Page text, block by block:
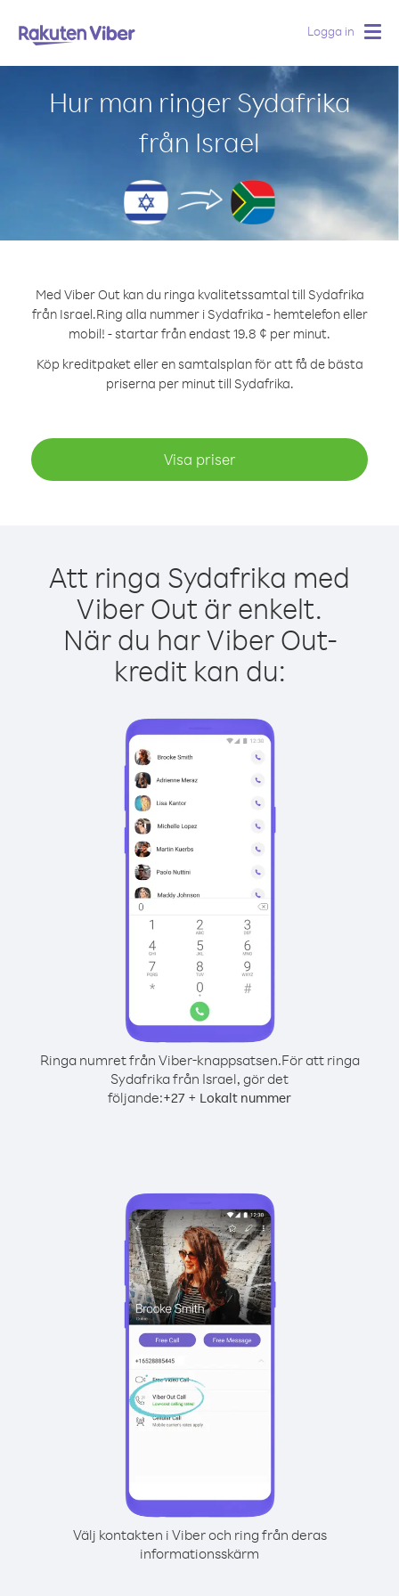
Logga in
Hur man ringer Sydafrika
från Israel
Med Viber Out kan du ringa kvalitetssamtal till Sydafrika
från Israel.Ring alla nummer i Sydafrika - hemtelefon eller
mobil! - startar från endast 19.8 ¢ per minut.
Köp kreditpaket eller en samtalsplan för att få de bästa
priserna per minut till Sydafrika.
Visa priser
Att ringa Sydafrika med
Viber Out är enkelt.
När du har Viber Out-
kredit kan du:
Ringa numret från Viber-knappsatsen.För att ringa
Sydafrika från Israel, gör det
följande:+27 + Lokalt nummer
Välj kontakten i Viber och ring från deras
informationsskärm